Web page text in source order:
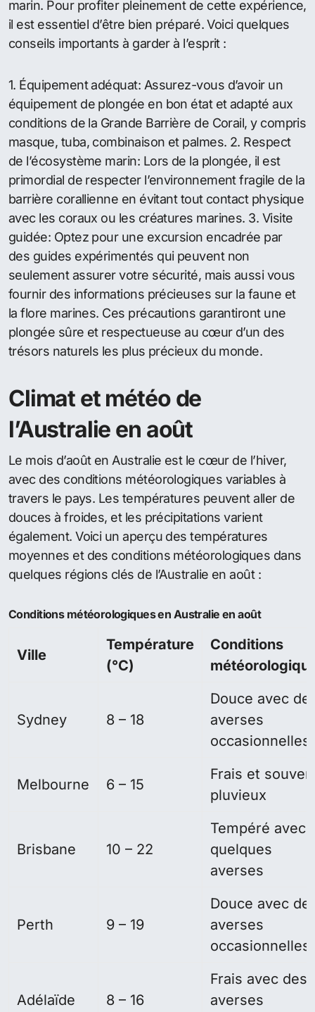
marin. Pour profiter pleinement de cette expérience,
il est essentiel d’être bien préparé. Voici quelques
conseils importants à garder à l’esprit :
1. Équipement adéquat: Assurez-vous d’avoir un
équipement de plongée en bon état et adapté aux
conditions de la Grande Barrière de Corail, y compris
masque, tuba, combinaison et palmes. 2. Respect
de l’écosystème marin: Lors de la plongée, il est
primordial de respecter l’environnement fragile de la
barrière corallienne en évitant tout contact physique
avec les coraux ou les créatures marines. 3. Visite
guidée: Optez pour une excursion encadrée par
des guides expérimentés qui peuvent non
seulement assurer votre sécurité, mais aussi vous
fournir des informations précieuses sur la faune et
la flore marines. Ces précautions garantiront une
plongée sûre et respectueuse au cœur d’un des
trésors naturels les plus précieux du monde.
Climat et météo de
l’Australie en août
Le mois d’août en Australie est le cœur de l’hiver,
avec des conditions météorologiques variables à
travers le pays. Les températures peuvent aller de
douces à froides, et les précipitations varient
également. Voici un aperçu des températures
moyennes et des conditions météorologiques dans
quelques régions clés de l’Australie en août :
Conditions météorologiques en Australie en août
Ville
Température
(°C)
Conditions
Sydney 8 – 18
Douce avec
averses
occasionnelles
Melbourne 6 – 15
Frais et
pluvieux
Brisbane 10 – 22
Tempéré avec
quelques
averses
Perth 9 – 19
Douce avec
averses
occasionnelles
Adélaïde 8 – 16
Frais avec des
averses